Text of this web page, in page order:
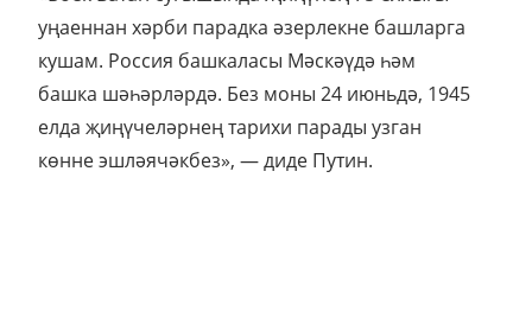
уңаеннан хәрби парадка әзерлекне башларга
кушам. Россия башкаласы Мәскәүдә һәм
башка шәһәрләрдә. Без моны 24 июньдә, 1945
елда җиңүчеләрнең тарихи парады узган
көнне эшләячәкбез», — диде Путин.